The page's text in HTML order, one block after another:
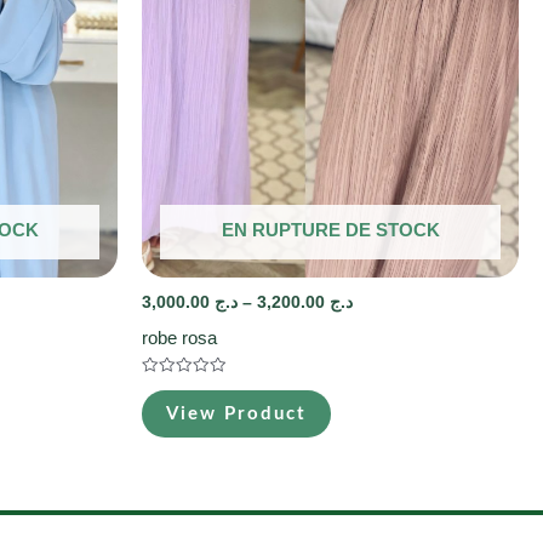
EN RUPTURE DE STOCK
د.ج – د.ج
robe rosa
Note
0
sur
5
View Product